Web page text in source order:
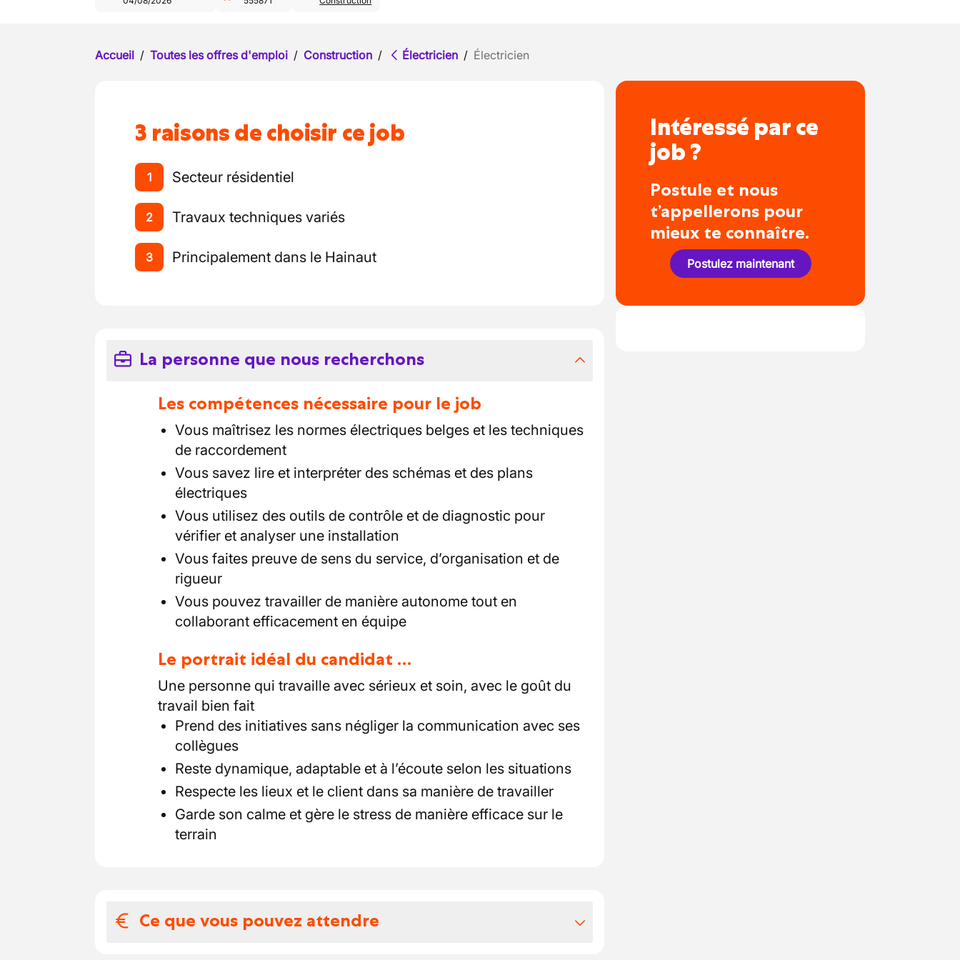
Accueil / Toutes les offres d'emploi / Construction / Électricien / Électricien
3 raisons de choisir ce job
1 Secteur résidentiel
2 Travaux techniques variés
3 Principalement dans le Hainaut
La personne que nous recherchons
Les compétences nécessaire pour le job
Vous maîtrisez les normes électriques belges et les techniques
de raccordement
Vous savez lire et interpréter des schémas et des plans
électriques
Vous utilisez des outils de contrôle et de diagnostic pour
vérifier et analyser une installation
Vous faites preuve de sens du service, d’organisation et de
rigueur
Vous pouvez travailler de manière autonome tout en
collaborant efficacement en équipe
Le portrait idéal du candidat …
Une personne qui travaille avec sérieux et soin, avec le goût du
travail bien fait
Prend des initiatives sans négliger la communication avec ses
collègues
Reste dynamique, adaptable et à l’écoute selon les situations
Respecte les lieux et le client dans sa manière de travailler
Garde son calme et gère le stress de manière efficace sur le
terrain
Ce que vous pouvez attendre
Intéressé par ce
job ?
Postule et nous
t’appellerons pour
mieux te connaître.
Postulez maintenant